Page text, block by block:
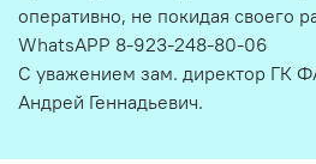
оперативно, не покидая своего
WhatsAPP 8-923-248-80-06
С уважением зам. директор ГК
Андрей Геннадьевич.